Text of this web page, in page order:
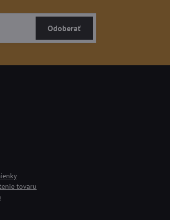
Odoberať
tovaru